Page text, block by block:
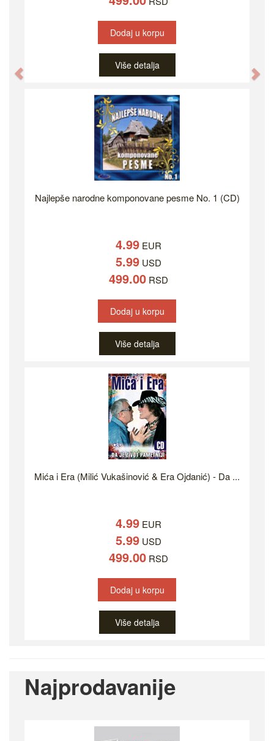
Dodaj u korpu
Više detalja
Najlepše narodne komponovane pesme No. 1 (CD)
4.99 EUR
5.99 USD
499.00 RSD
Dodaj u korpu
Više detalja
Mića i Era (Milić Vukašinović & Era Ojdanić) - Da ...
4.99 EUR
5.99 USD
499.00 RSD
Dodaj u korpu
Više detalja
Najprodavanije